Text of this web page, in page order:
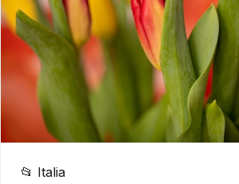
📂 Italia